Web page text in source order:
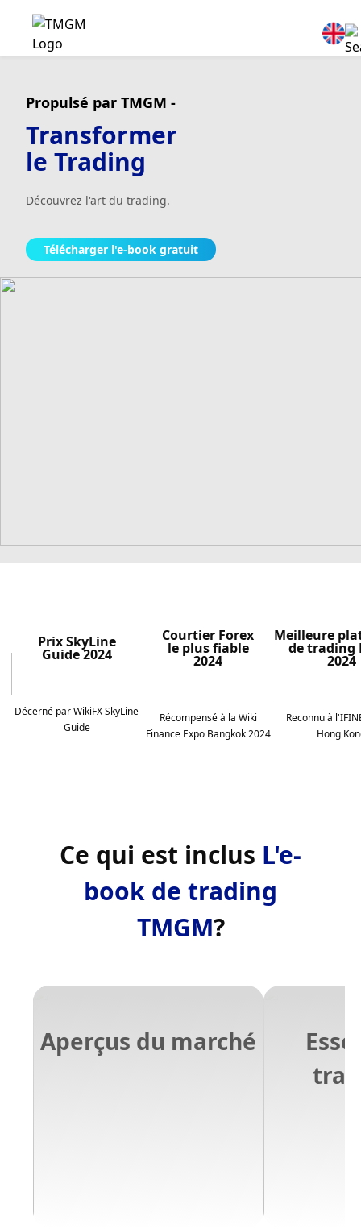
Propulsé par TMGM -
Transformer
le Trading
Découvrez l'art du trading.
Télécharger l'e-book gratuit
Prix SkyLine
Guide 2024
Décerné par WikiFX SkyLine
Guide
Courtier Forex
le plus fiable
2024
Récompensé à la Wiki
Finance Expo Bangkok 2024
Meilleure
de trading
2024
Reconnu à
Hong
Ce qui est inclus L'e-
book de trading
TMGM?
Aperçus du marché